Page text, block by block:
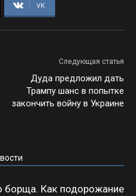
VK
Следующая статья
Дуда предложил дать
Трампу шанс в попытке
закончить войну в Украине
борща. Как подорожание